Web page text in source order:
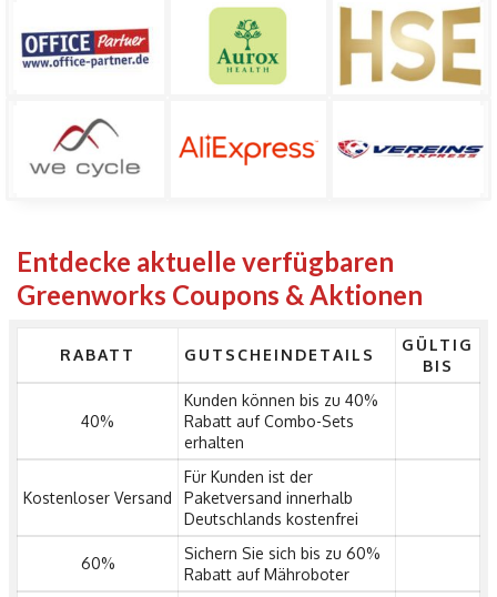
Entdecke aktuelle verfügbaren
Greenworks Coupons & Aktionen
RABATT GUTSCHEINDETAILS
GÜLTIG
BIS
40%
Kunden können bis zu 40%
Rabatt auf Combo-Sets
erhalten
Kostenloser Versand
Für Kunden ist der
Paketversand innerhalb
Deutschlands kostenfrei
60%
Sichern Sie sich bis zu 60%
Rabatt auf Mähroboter